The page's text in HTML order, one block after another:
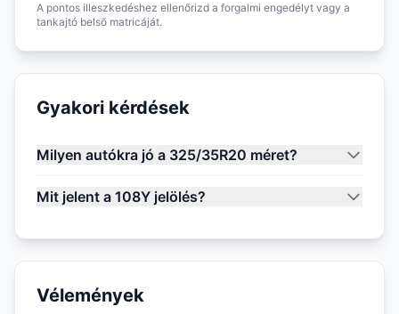
A pontos illeszkedéshez ellenőrizd a forgalmi engedélyt vagy a
tankajtó belső matricáját.
Gyakori kérdések
Milyen autókra jó a 325/35R20 méret?
Mit jelent a 108Y jelölés?
Vélemények